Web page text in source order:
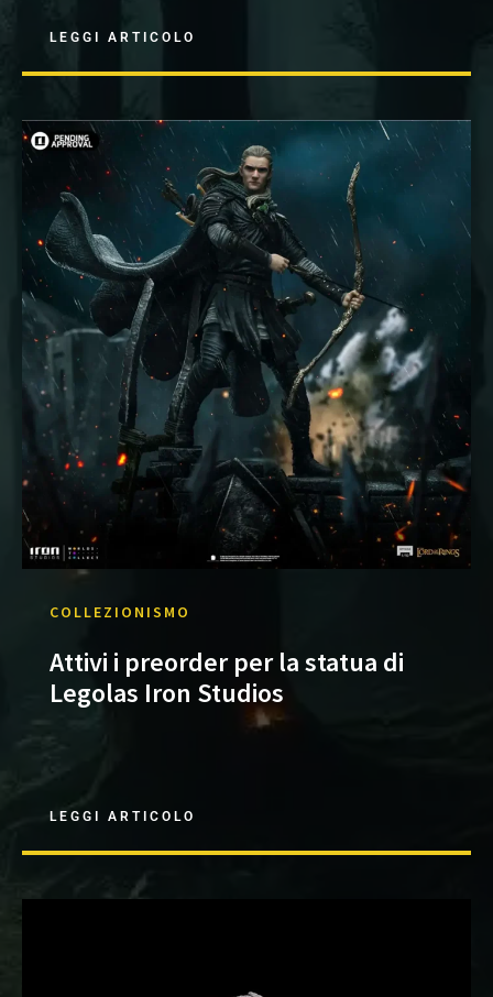
LEGGI ARTICOLO
COLLEZIONISMO
Attivi i preorder per la statua di
Legolas Iron Studios
LEGGI ARTICOLO